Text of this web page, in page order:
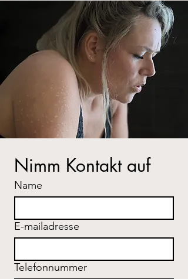
Nimm Kontakt auf
Name
E-mailadresse
Telefonnummer